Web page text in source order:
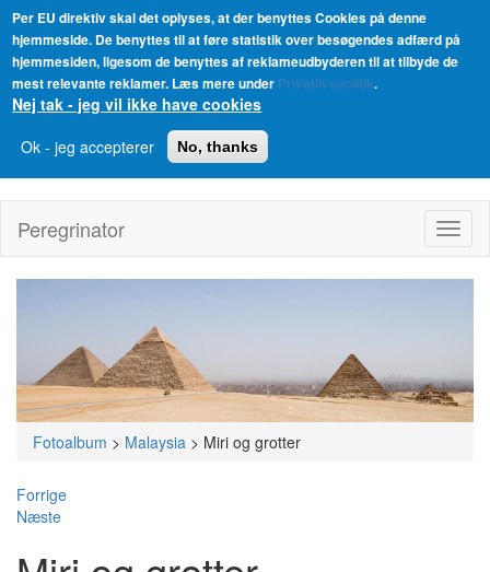
Per EU direktiv skal det oplyses, at der benyttes Cookies på denne
hjemmeside. De benyttes til at føre statistik over besøgendes adfærd på
hjemmesiden, ligesom de benyttes af reklameudbyderen til at tilbyde de
mest relevante reklamer. Læs mere under Privatlivspolitik.
Nej tak - jeg vil ikke have cookies
Ok - jeg accepterer
No, thanks
hovedindhold
Peregrinator
Fotoalbum > Malaysia > Miri og grotter
Forrige
Næste